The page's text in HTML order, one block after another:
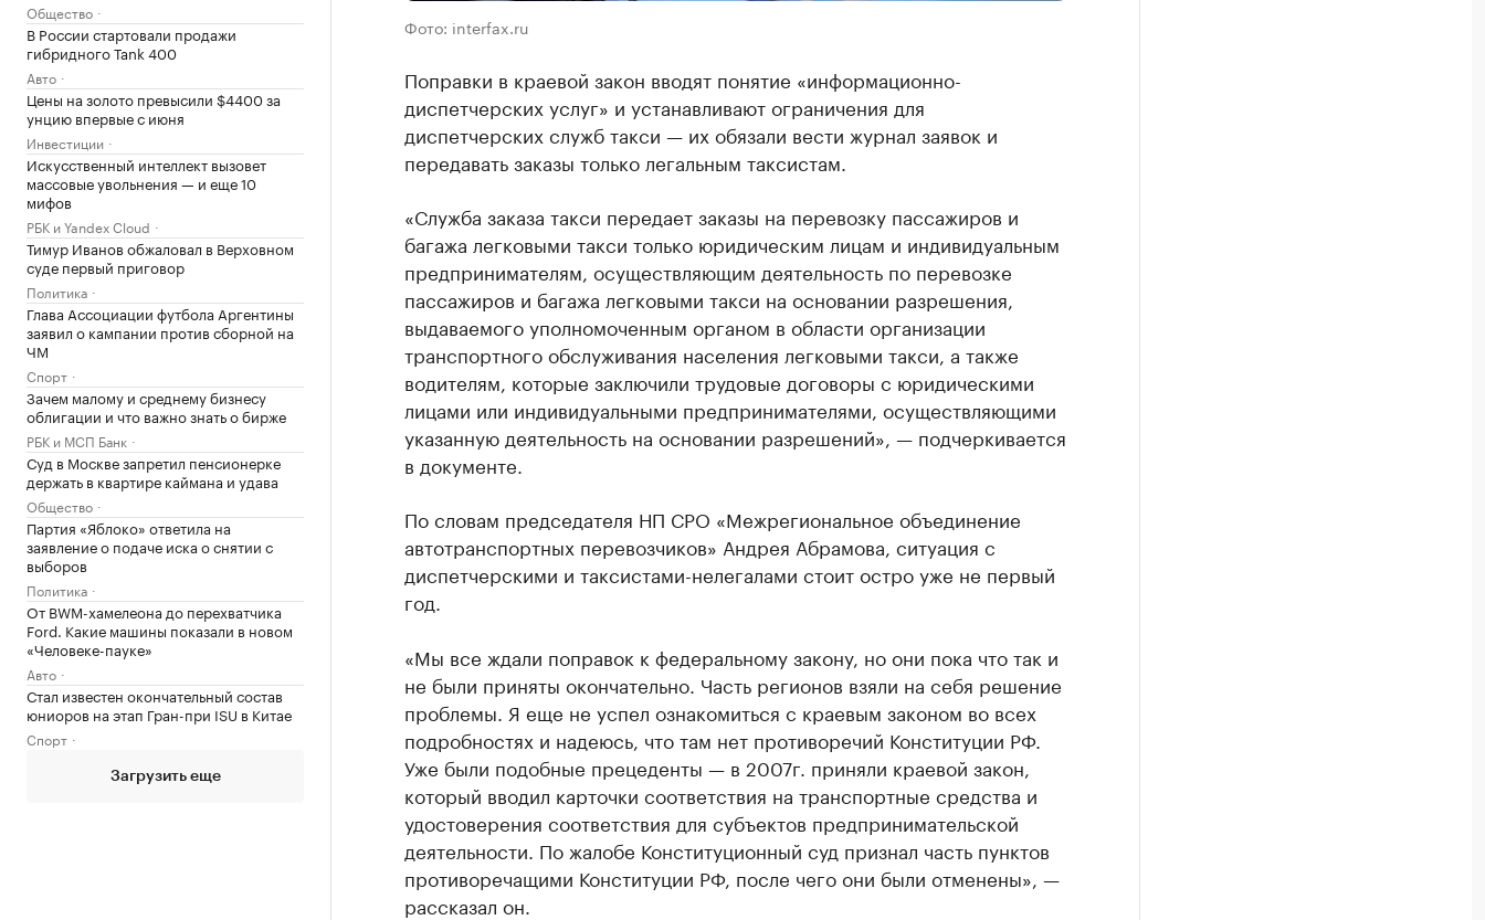
Общество
В России стартовали продажи
гибридного Tank 400
Авто
Цены на золото превысили $4400 за
унцию впервые с июня
Инвестиции
Искусственный интеллект вызовет
массовые увольнения — и еще 10
мифов
РБК и Yandex Cloud
Тимур Иванов обжаловал в Верховном
суде первый приговор
Политика
Глава Ассоциации футбола Аргентины
заявил о кампании против сборной на
ЧМ
Спорт
Зачем малому и среднему бизнесу
облигации и что важно знать о бирже
РБК и МСП Банк
Суд в Москве запретил пенсионерке
держать в квартире каймана и удава
Общество
Партия «Яблоко» ответила на
заявление о подаче иска о снятии с
выборов
Политика
От BWM-хамелеона до перехватчика
Ford. Какие машины показали в новом
«Человеке-пауке»
Авто
Стал известен окончательный состав
юниоров на этап Гран-при ISU в Китае
Спорт
Загрузить еще
Фото: interfax.ru
Поправки в краевой закон вводят понятие «информационно-
диспетчерских услуг» и устанавливают ограничения для
диспетчерских служб такси — их обязали вести журнал заявок и
передавать заказы только легальным таксистам.
«Служба заказа такси передает заказы на перевозку пассажиров и
багажа легковыми такси только юридическим лицам и индивидуальным
предпринимателям, осуществляющим деятельность по перевозке
пассажиров и багажа легковыми такси на основании разрешения,
выдаваемого уполномоченным органом в области организации
транспортного обслуживания населения легковыми такси, а также
водителям, которые заключили трудовые договоры с юридическими
лицами или индивидуальными предпринимателями, осуществляющими
указанную деятельность на основании разрешений», — подчеркивается
в документе.
По словам председателя НП СРО «Межрегиональное объединение
автотранспортных перевозчиков» Андрея Абрамова, ситуация с
диспетчерскими и таксистами-нелегалами стоит остро уже не первый
год.
«Мы все ждали поправок к федеральному закону, но они пока что так и
не были приняты окончательно. Часть регионов взяли на себя решение
проблемы. Я еще не успел ознакомиться с краевым законом во всех
подробностях и надеюсь, что там нет противоречий Конституции РФ.
Уже были подобные прецеденты — в 2007г. приняли краевой закон,
который вводил карточки соответствия на транспортные средства и
удостоверения соответствия для субъектов предпринимательской
деятельности. По жалобе Конституционный суд признал часть пунктов
противоречащими Конституции РФ, после чего они были отменены», —
рассказал он.